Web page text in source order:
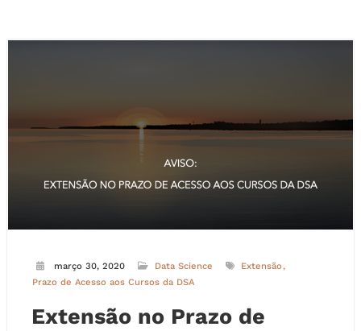
março 30, 2020 Data Science
Extensão
Prazo de Acesso aos Cursos da DSA
Extensão no Prazo de